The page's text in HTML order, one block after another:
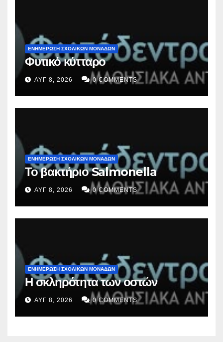
ΕΝΗΜΕΡΩΣΗ ΣΧΟΛΙΚΩΝ ΜΟΝΑΔΩΝ
Φυτικό κύτταρο
ΑΥΓ 8, 2026 0 COMMENTS
ΕΝΗΜΕΡΩΣΗ ΣΧΟΛΙΚΩΝ ΜΟΝΑΔΩΝ
Το βακτήριο Salmonella
ΑΥΓ 8, 2026 0 COMMENTS
ΕΝΗΜΕΡΩΣΗ ΣΧΟΛΙΚΩΝ ΜΟΝΑΔΩΝ
Η σκληρότητα των οστών
ΑΥΓ 8, 2026 0 COMMENTS